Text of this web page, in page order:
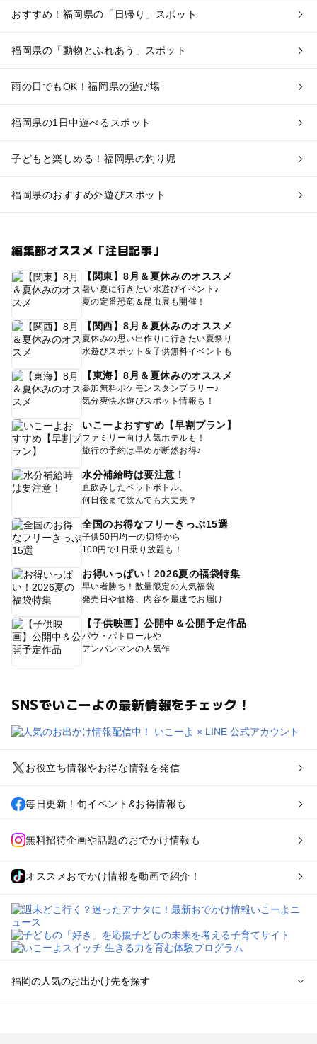
おすすめ！福岡県の「日帰り」スポット
福岡県の「動物とふれあう」スポット
雨の日でもOK！福岡県の遊び場
福岡県の1日中遊べるスポット
子どもと楽しめる！福岡県の釣り堀
福岡県のおすすめ外遊びスポット
編集部オススメ「注目記事」
【関東】8月＆夏休みのオススメ
暑い夏に行きたい水遊びイベント♪
夏の定番恐竜＆昆虫展も開催！
【関西】8月＆夏休みのオススメ
夏休みの思い出作りに行きたい夏祭り
水遊びスポット＆子供無料イベントも
【東海】8月＆夏休みのオススメ
参加無料ポケモンスタンプラリー♪
気分爽快水遊びスポット情報も！
いこーよおすすめ【早割プラン】
ファミリー向け人気ホテルも！
旅行の予約は早めが断然お得♪
水分補給時は要注意！
直飲みしたペットボトル、
何日後まで飲んでも大丈夫？
全国のお得なフリーきっぷ15選
子供50円均一の切符から
100円で1日乗り放題も！
お得いっぱい！2026夏の福袋特集
早い者勝ち！数量限定の人気福袋
発売日や価格、内容を最速でお届け
【子供映画】公開中＆公開予定作品
パウ・パトロールや
アンパンマンの人気作
SNSでいこーよの最新情報をチェック！
お役立ち情報やお得な情報を発信
毎日更新！旬イベント&お得情報も
無料招待企画や話題のおでかけ情報も
オススメおでかけ情報を動画で紹介！
福岡の人気のお出かけ先を探す